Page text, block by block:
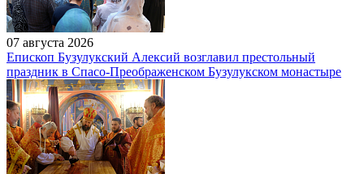
07 августа 2026
Епископ Бузулукский Алексий возглавил престольный
праздник в Спасо-Преображенском Бузулукском монастыре